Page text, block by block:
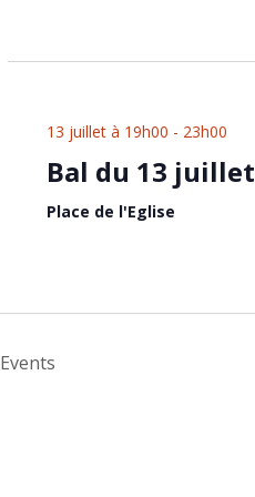
13 juillet à 19h00 - 23h00
Bal du 13 juillet
Place de l'Eglise
Events